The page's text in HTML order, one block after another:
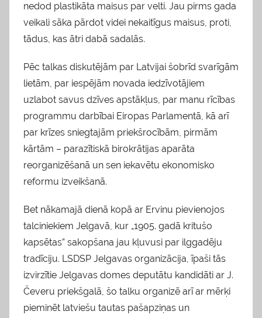
nedod plastikāta maisus par velti. Jau pirms gada
veikali sāka pārdot videi nekaitīgus maisus, proti,
tādus, kas ātri dabā sadalās.
Pēc talkas diskutējām par Latvijai šobrīd svarīgām
lietām, par iespējām novada iedzīvotājiem
uzlabot savus dzīves apstākļus, par manu rīcības
programmu darbībai Eiropas Parlamentā, kā arī
par krīzes sniegtajām priekšrocībām, pirmām
kārtām – parazītiskā birokrātijas aparāta
reorganizēšanā un sen iekavētu ekonomisko
reformu izveikšanā.
Bet nākamajā dienā kopā ar Ervinu pievienojos
talciniekiem Jelgavā, kur „1905. gadā kritušo
kapsētas” sakopšana jau kļuvusi par ilggadēju
tradīciju. LSDSP Jelgavas organizācija, īpaši tās
izvirzītie Jelgavas domes deputātu kandidāti ar J.
Čeveru priekšgalā, šo talku organizē arī ar mērķi
pieminēt latviešu tautas pašapziņas un